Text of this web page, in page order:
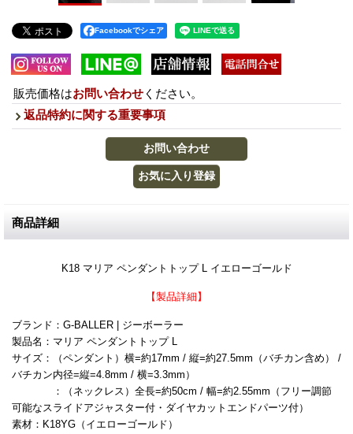
Facebookでシェア
販売価格はお問い合わせ ください。
返品特約に関する重要事項
商品詳細
K18 マリア ペンダントトップ L イエローゴールド
【製品詳細】
ブランド：G-BALLER | ジーボーラー
製品名：マリア ペンダントトップ L
サイズ：（ペンダント）横=約17mm / 縦=約27.5mm（バチカン含め） /
バチカン内径=縦=4.8mm / 横=3.3mm）
：（ネックレス）全長=約50cm / 幅=約2.55mm（フリー調節
可能なスライドアジャスター付・ダイヤカットエンドパーツ付）
素材：K18YG（イエローゴールド）